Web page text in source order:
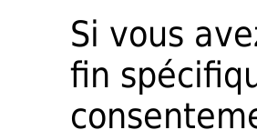
Si vous
fin